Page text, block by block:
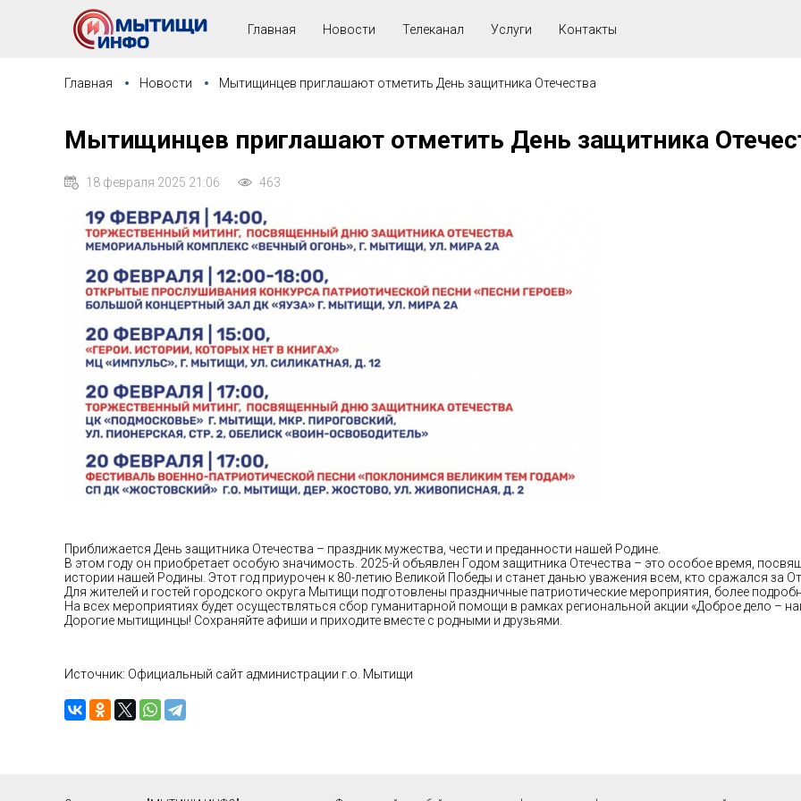
Главная Новости Телеканал Услуги Контакты
Главная Новости Мытищинцев приглашают отметить День защитника Отечества
Мытищинцев приглашают отметить День защитника
18 февраля 2025 21:06 463
Приближается День защитника Отечества – праздник мужества, чести и преданности нашей Родине.
В этом году он приобретает особую значимость. 2025-й объявлен Годом защитника Отечества – это особое время,
истории нашей Родины. Этот год приурочен к 80-летию Великой Победы и станет данью уважения всем, кто сражался за
Для жителей и гостей городского округа Мытищи подготовлены праздничные патриотические мероприятия, более
На всех мероприятиях будет осуществляться сбор гуманитарной помощи в рамках региональной акции «Доброе дело –
Дорогие мытищинцы! Сохраняйте афиши и приходите вместе с родными и друзьями.
Источник: Официальный сайт администрации г.о. Мытищи